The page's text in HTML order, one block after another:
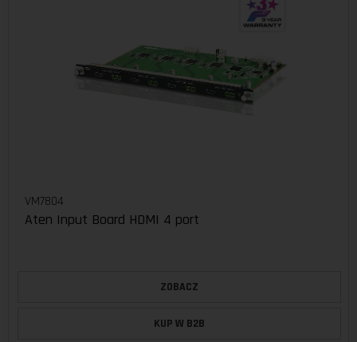
VM7804
Aten Input Board HDMI 4 port
ZOBACZ
KUP W B2B